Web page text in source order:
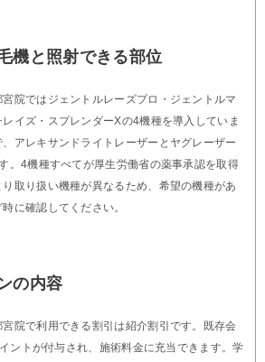
機と照射できる部位
院ではジェントルレーズプロ・ジェントルマ
イズ・スプレンダーXの4機種を導入していま
アレキサンドライトレーザーとヤグレーザー
。4機種すべてが厚生労働省の薬事承認を取得
取り扱い機種が異なるため、希望の機種があ
に確認してください。
の内容
院で利用できる割引は紹介割引です。既存会
ントが付与され、施術料金に充当できます。学